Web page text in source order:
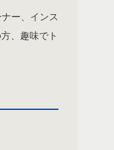
ー、インス
、趣味でト